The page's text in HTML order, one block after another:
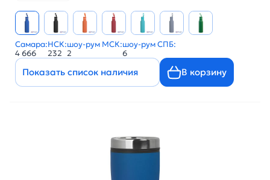
Самара:
4 666
НСК:
232
шоу-рум МСК:
2
шоу-рум СПБ:
6
Показать список наличия В корзину